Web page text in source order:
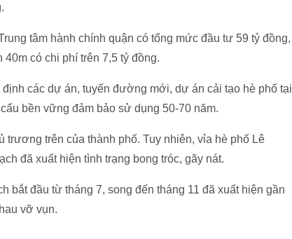
tâm hành chính quận có tổng mức đầu tư 59 tỷ đồng,
có chi phí trên 7,5 tỷ đồng.
các dự án, tuyến đường mới, dự án cải tạo hè phố tại
bền vững đảm bảo sử dụng 50-70 năm.
trên của thành phố. Tuy nhiên, vỉa hè phố Lê
đã xuất hiện tình trạng bong tróc, gãy nát.
bắt đầu từ tháng 7, song đến tháng 11 đã xuất hiện gần
vỡ vụn.